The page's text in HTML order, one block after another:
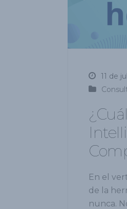
11 de
En el
de la
nunca.